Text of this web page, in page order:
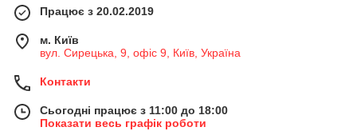
Працює з 20.02.2019
м. Київ
вул. Сирецька, 9, офіс 9, Київ, Україна
Контакти
Сьогодні працює з 11:00 до 18:00
Показати весь графік роботи